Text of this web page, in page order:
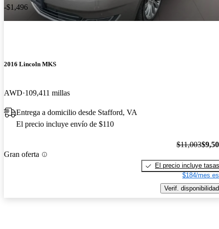
-$1,496
2016 Lincoln MKS
AWD 109,411 millas
Entrega a domicilio desde Stafford, VA
El precio incluye envío de $110
Gran oferta
$11,003
El precio incluye tasas
$184/mes
Verif. disponibilidad